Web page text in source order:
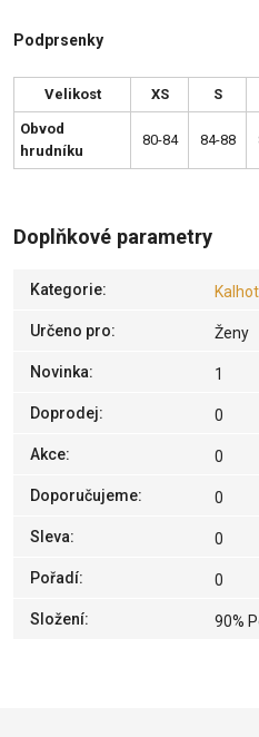
Podprsenky
Velikost XS S
Obvod
hrudníku
80-84 84-88
Doplňkové parametry
Kategorie:
Určeno pro: Ženy
Novinka: 1
Doprodej: 0
Akce: 0
Doporučujeme: 0
Sleva: 0
Pořadí: 0
Složení: 90%